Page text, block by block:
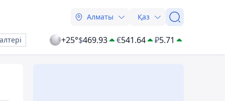
Алматы Қаз
+25°$469.93 €541.64 ₽5.71